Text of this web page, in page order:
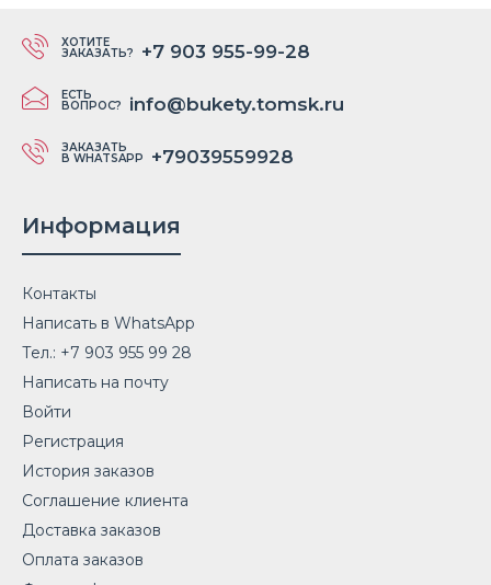
Закажите привлекательный Букет Блики лета по низкой
цене на Юбилей в доставке цветов ЛЮБИМЫЕ
ХОТИТЕ
ЗАКАЗАТЬ? +7 903 955-99-28
ЕСТЬ
ВОПРОС? info@bukety.tomsk.ru
ЗАКАЗАТЬ
В WHATSAPP +79039559928
Информация
Контакты
Написать в WhatsApp
Тел.: +7 903 955 99 28
Написать на почту
Войти
Регистрация
История заказов
Соглашение клиента
Доставка заказов
Оплата заказов